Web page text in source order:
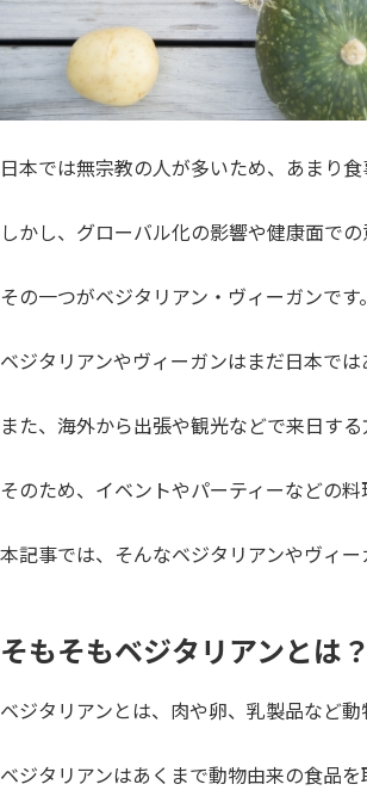
日本では無宗教の人が多いため、あまり
しかし、グローバル化の影響や健康面で
その一つがベジタリアン・ヴィーガンです。
ベジタリアンやヴィーガンはまだ日本で
また、海外から出張や観光などで来日す
そのため、イベントやパーティーなどの
本記事では、そんなベジタリアンやヴィ
そもそもベジタリアンとは？
ベジタリアンとは、肉や卵、乳製品など
ベジタリアンはあくまで動物由来の食品